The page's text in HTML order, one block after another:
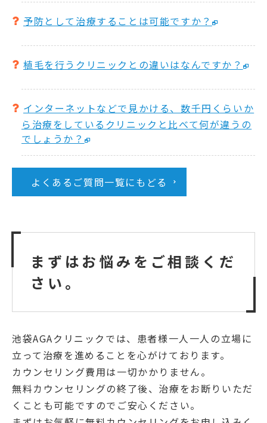
予防として治療することは可能ですか？
植毛を行うクリニックとの違いはなんですか？
インターネットなどで見かける、数千円くらいか
ら治療をしているクリニックと比べて何が違うの
でしょうか？
よくあるご質問一覧にもどる
まずはお悩みをご相談くだ
さい。
池袋AGAクリニックでは、患者様一人一人の立場に
立って治療を進めることを心がけております。
カウンセリング費用は一切かかりません。
無料カウンセリングの終了後、治療をお断りいただ
くことも可能ですのでご安心ください。